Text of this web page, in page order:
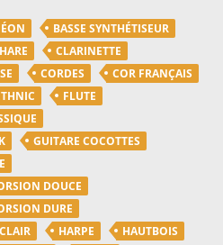
BASSE SYNTHÉTISEUR
CLARINETTE
CORDES
COR FRANÇAIS
FLUTE
GUITARE COCOTTES
DOUCE
DURE
HARPE
HAUTBOIS